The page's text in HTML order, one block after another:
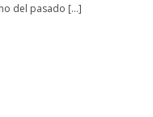
del pasado […]